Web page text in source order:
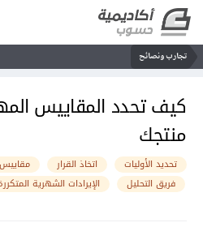
تجارب ونصائح
كيف تحدد المقاييس
منتجك
تحديد الأوليات اتخاذ القرار
فريق التحليل
الإيرادات الشهرية